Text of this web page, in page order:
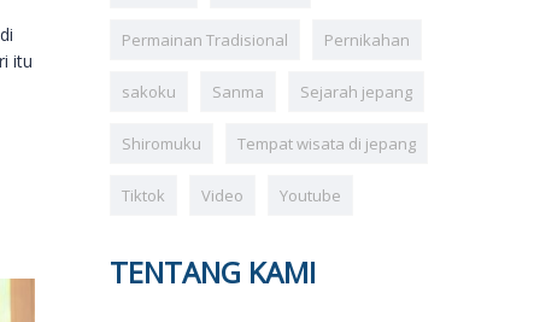
itu
Permainan Tradisional Pernikahan
sakoku Sanma Sejarah jepang
Shiromuku Tempat wisata di jepang
Tiktok Video Youtube
TENTANG KAMI